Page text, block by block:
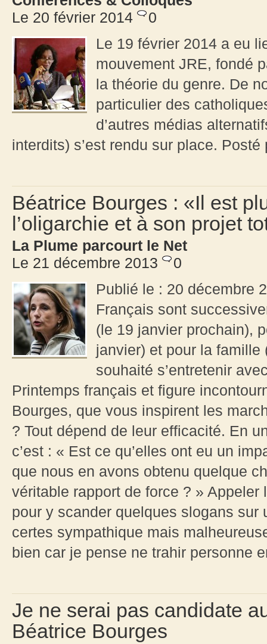
Le 20 février 2014
0
Le 19 février 2014 a eu
mouvement JRE, fondé
la théorie du genre. De
particulier des
d’autres médias
interdits) s’est rendu sur place.
Béatrice Bourges : «Il est
l’oligarchie et à son projet
La Plume parcourt le Net
Le 21 décembre 2013
0
Publié le : 20 décembre
Français sont
(le 19 janvier prochain),
janvier) et pour la
souhaité s’entretenir
Printemps français et figure
Bourges, que vous inspirent les
? Tout dépend de leur efficacité. En
c’est : « Est ce qu’elles ont eu un
que nous en avons obtenu quelque
véritable rapport de force ? »
pour y scander quelques slogans sur
certes sympathique mais
bien car je pense ne trahir personne
Je ne serai pas candidate
Béatrice Bourges